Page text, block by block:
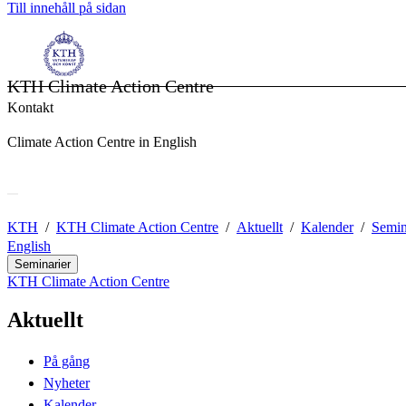
Till innehåll på sidan
KTH Climate Action Centre
Kontakt
Climate Action Centre in English
KTH KTH Climate Action Centre Aktuellt Kalender
English
Seminarier
KTH Climate Action Centre
Aktuellt
På gång
Nyheter